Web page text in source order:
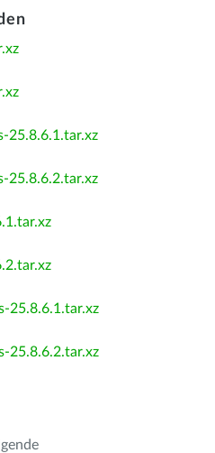
25.8.6.1.tar.xz
25.8.6.2.tar.xz
25.8.6.1.tar.xz
25.8.6.2.tar.xz